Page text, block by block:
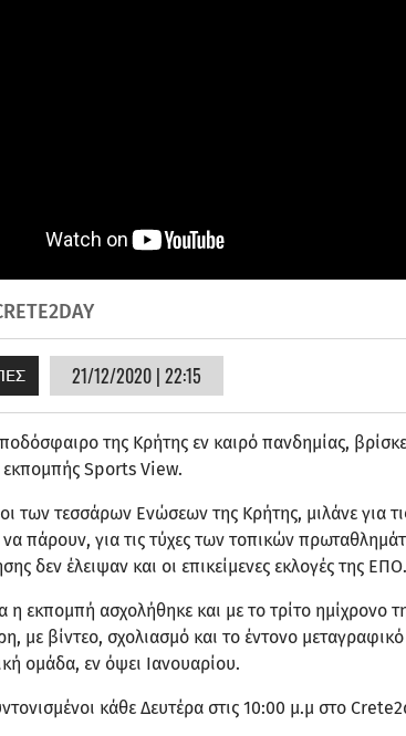
21/12/2020 | 22:15
της Κρήτης εν καιρό πανδημίας,
εκπομπής Sports View.
των τεσσάρων Ενώσεων της Κρήτης, μιλάνε για
να πάρουν, για τις τύχες των τοπικών
δεν έλειψαν και οι επικείμενες εκλογές της ΕΠΟ.
η εκπομπή ασχολήθηκε και με το τρίτο ημίχρονο
με βίντεο, σχολιασμό και το έντονο
ομάδα, εν όψει Ιανουαρίου.
κάθε Δευτέρα στις 10:00 μ.μ στο